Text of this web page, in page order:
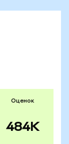
Оценок
484K